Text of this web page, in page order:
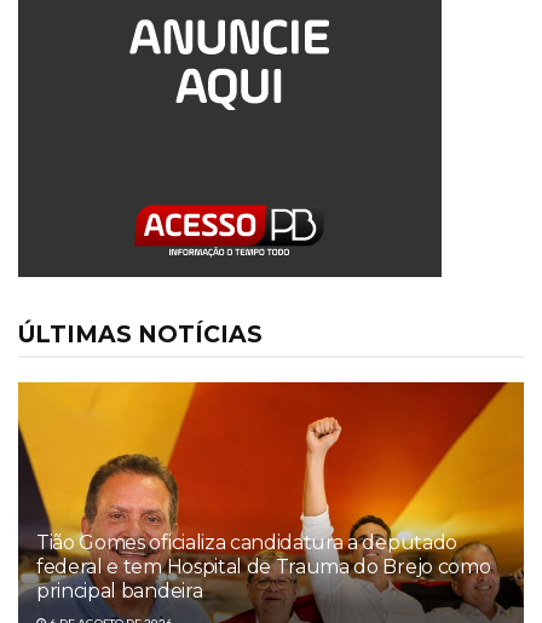
ÚLTIMAS NOTÍCIAS
Tião Gomes oficializa candidatura a deputado
federal e tem Hospital de Trauma do Brejo como
principal bandeira